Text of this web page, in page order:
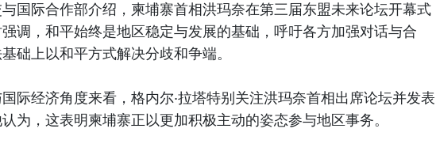
国际合作部介绍，柬埔寨首相洪玛奈在第三届东盟未来论坛开幕式
强调，和平始终是地区稳定与发展的基础，呼吁各方加强对话与合
础上以和平方式解决分歧和争端。
际经济角度来看，格内尔·拉塔特别关注洪玛奈首相出席论坛并发表
为，这表明柬埔寨正以更加积极主动的姿态参与地区事务。